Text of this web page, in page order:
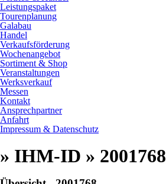
Leistungspaket
Tourenplanung
Galabau
Handel
Verkaufsförderung
Wochenangebot
Sortiment & Shop
Veranstaltungen
Werksverkauf
Messen
Kontakt
Ansprechpartner
Anfahrt
Impressum & Datenschutz
» IHM-ID » 2001768